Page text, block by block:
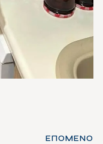
ΕΠΌΜΕΝΟ